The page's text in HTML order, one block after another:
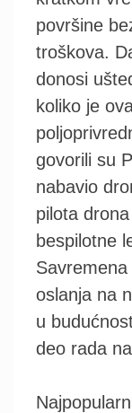
površine
troškova.
donosi
koliko je
govorili su
nabavio
pilota
bespilotne
oslanja na
u
deo rada